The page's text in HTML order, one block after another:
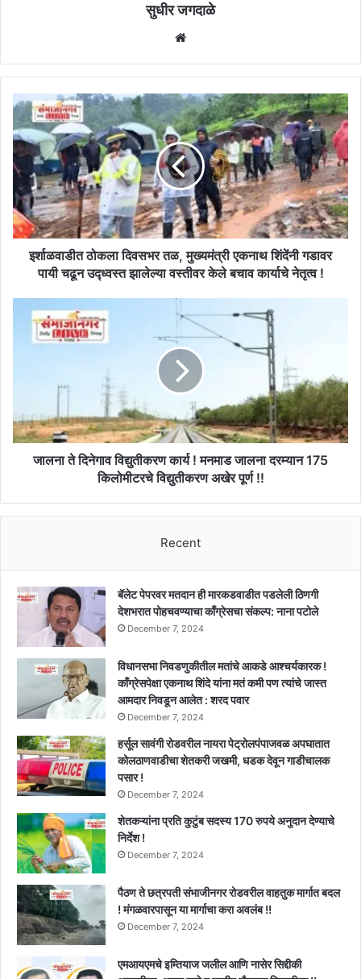
सुधीर जगदाळे
इर्शाळवाडीत
ठोकला
दिवसभर
तळ,
मुख्यमंत्री
एकनाथ
शिंदेंनी
गडावर
पायी
चढून
उद्ध्वस्त
इर्शाळवाडीत ठोकला दिवसभर तळ, मुख्यमंत्री एकनाथ शिंदेंनी गडावर
पायी चढून उद्ध्वस्त झालेल्या वस्तीवर केले बचाव कार्याचे नेतृत्व !
दिनेगाव
जालना
दरम्यान
जालना ते दिनेगाव विद्युतीकरण कार्य ! मनमाड जालना दरम्यान 175
किलोमीटरचे विद्युतीकरण अखेर पूर्ण !!
Recent
बॅलेट पेपरवर मतदान ही मारकडवाडीत पडलेली ठिणगी
देशभरात पोहचवण्याचा काँग्रेसचा संकल्प: नाना पटोले
December 7, 2024
विधानसभा निवडणुकीतील मतांचे आकडे आश्चर्यकारक !
काँग्रेसपेक्षा एकनाथ शिंदे यांना मतं कमी पण त्यांचे जास्त
आमदार निवडून आलेत : शरद पवार
December 7, 2024
हर्सूल सावंगी रोडवरील नायरा पेट्रोलपंपाजवळ अपघातात
कोलठाणवाडीचा शेतकरी जखमी, धडक देवून गाडीचालक
पसार !
December 7, 2024
शेतकऱ्यांना प्रति कुटुंब सदस्य 170 रुपये अनुदान देण्याचे
निर्देश !
December 7, 2024
पैठण ते छत्रपती संभाजीनगर रोडवरील वाहतुक मार्गात बदल
! मंगळवारपासून या मार्गाचा करा अवलंब !!
December 7, 2024
एमआयएमचे इम्तियाज जलील आणि नासेर सिद्दीकी